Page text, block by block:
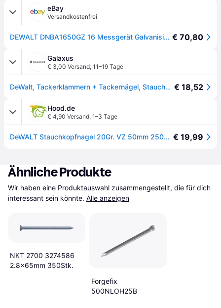
eBay
Versandkostenfrei
DEWALT DNBA1650GZ 16 Messgerät Galvanisiert 20° Oberfläche Nägel 50mm (Packung € 70,80
Galaxus
€ 3,00 Versand, 11–19 Tage
DeWalt, Tackerklammern + Tackernägel, StauchkopfNägel 16A PCK(2500)STAUCHK.NÄG.VZ 1,6X50 € 18,52
Hood.de
€ 4,90 Versand, 1–3 Tage
DeWALT Stauchkopfnagel 20Gr. VZ 50mm 2500Stk DNBA1650GZ € 19,99
Ähnliche Produkte
Wir haben eine Produktauswahl zusammengestellt, die für dich
interessant sein könnte. Alle anzeigen
NKT 2700 3274586
2.8x65mm 350Stk.
Forgefix
500NLOH25B